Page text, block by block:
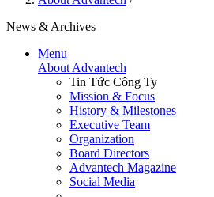
News & Archives
Menu
About Advantech
Tin Tức Công Ty
Mission & Focus
History & Milestones
Executive Team
Organization
Board Directors
Advantech Magazine
Social Media